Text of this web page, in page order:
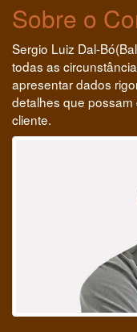
Sobre o
Sergio Luiz Dal-
todas as
apresentar dados
detalhes que
cliente.